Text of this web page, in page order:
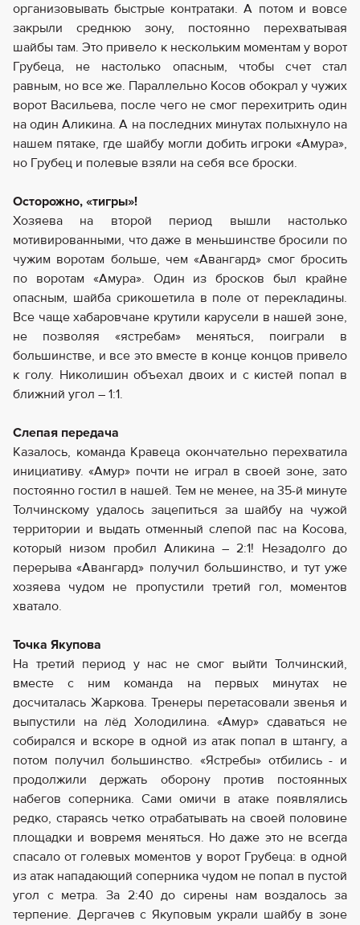
организовывать быстрые контратаки. А потом и вовсе
закрыли среднюю зону, постоянно перехватывая
шайбы там. Это привело к нескольким моментам у ворот
Грубеца, не настолько опасным, чтобы счет стал
равным, но все же. Параллельно Косов обокрал у чужих
ворот Васильева, после чего не смог перехитрить один
на один Аликина. А на последних минутах полыхнуло на
нашем пятаке, где шайбу могли добить игроки «Амура»,
но Грубец и полевые взяли на себя все броски.
Осторожно, «тигры»!
Хозяева на второй период вышли настолько
мотивированными, что даже в меньшинстве бросили по
чужим воротам больше, чем «Авангард» смог бросить
по воротам «Амура». Один из бросков был крайне
опасным, шайба срикошетила в поле от перекладины.
Все чаще хабаровчане крутили карусели в нашей зоне,
не позволяя «ястребам» меняться, поиграли в
большинстве, и все это вместе в конце концов привело
к голу. Николишин объехал двоих и с кистей попал в
ближний угол – 1:1.
Слепая передача
Казалось, команда Кравеца окончательно перехватила
инициативу. «Амур» почти не играл в своей зоне, зато
постоянно гостил в нашей. Тем не менее, на 35-й минуте
Толчинскому удалось зацепиться за шайбу на чужой
территории и выдать отменный слепой пас на Косова,
который низом пробил Аликина – 2:1! Незадолго до
перерыва «Авангард» получил большинство, и тут уже
хозяева чудом не пропустили третий гол, моментов
хватало.
Точка Якупова
На третий период у нас не смог выйти Толчинский,
вместе с ним команда на первых минутах не
досчиталась Жаркова. Тренеры перетасовали звенья и
выпустили на лёд Холодилина. «Амур» сдаваться не
собирался и вскоре в одной из атак попал в штангу, а
потом получил большинство. «Ястребы» отбились - и
продолжили держать оборону против постоянных
набегов соперника. Сами омичи в атаке появлялись
редко, стараясь четко отрабатывать на своей половине
площадки и вовремя меняться. Но даже это не всегда
спасало от голевых моментов у ворот Грубеца: в одной
из атак нападающий соперника чудом не попал в пустой
угол с метра. За 2:40 до сирены нам воздалось за
терпение. Дергачев с Якуповым украли шайбу в зоне